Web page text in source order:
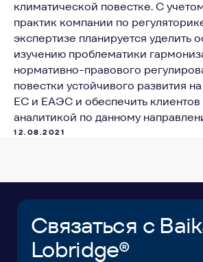
климатической повестке. С
практик компании по
экспертизе планируется уделить
изучению проблематики
нормативно-правового
повестки устойчивого развития
ЕС и ЕАЭС и обеспечить клиентов
аналитикой по данному
12.08.2021
ФАМИЛИЯ*
ДОЛЖНОСТЬ*
КОМПАНИЯ*
ЗАГРУЗИТЬ ФАЙЛ
Я ознакомился сПользовательским
соглашениеми согласен с его